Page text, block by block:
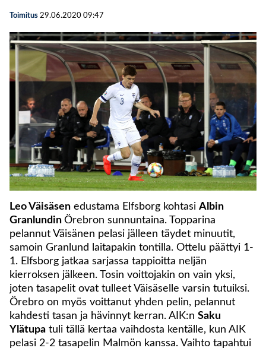
Toimitus 29.06.2020 09:47
Leo Väisäsen edustama Elfsborg kohtasi Albin
Granlundin Örebron sunnuntaina. Topparina
pelannut Väisänen pelasi jälleen täydet minuutit,
samoin Granlund laitapakin tontilla. Ottelu päättyi 1-
1. Elfsborg jatkaa sarjassa tappioitta neljän
kierroksen jälkeen. Tosin voittojakin on vain yksi,
joten tasapelit ovat tulleet Väisäselle varsin tutuiksi.
Örebro on myös voittanut yhden pelin, pelannut
kahdesti tasan ja hävinnyt kerran. AIK:n Saku
Ylätupa tuli tällä kertaa vaihdosta kentälle, kun AIK
pelasi 2-2 tasapelin Malmön kanssa. Vaihto tapahtui